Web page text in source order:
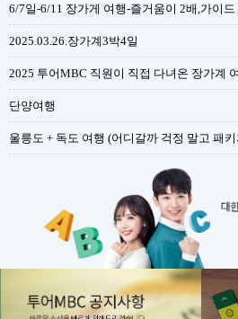
2025.03.26.장가계3박4일
2025 투어MBC 직원이 직접 다녀온 장가계
단양여행
울릉도 + 독도 여행 (어디갈까 걱정 말고 패